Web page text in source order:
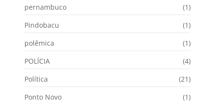
pernambuco
(1)
Pindobacu
(1)
polêmica
(1)
POLÍCIA
(4)
Política
(21)
Ponto Novo
(1)